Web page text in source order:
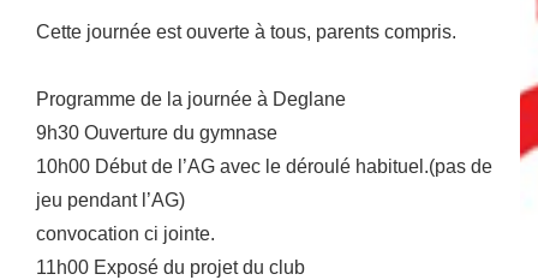
Cette journée est ouverte à tous, parents compris.
Programme de la journée à Deglane
9h30 Ouverture du gymnase
10h00 Début de l’AG avec le déroulé habituel.(pas de
jeu pendant l’AG)
convocation ci jointe.
11h00 Exposé du projet du club